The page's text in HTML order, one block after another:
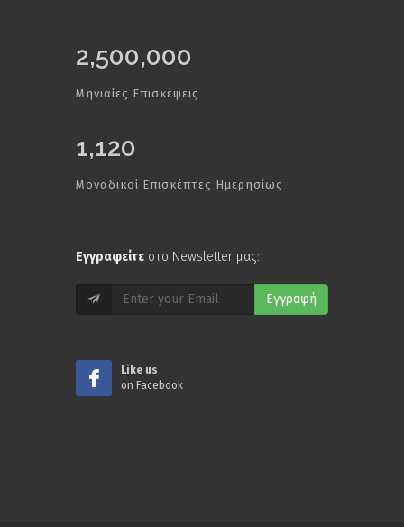
2,500,000
Μηνιαίες Επισκέψεις
1,120
Μοναδικοί Επισκέπτες Ημερησίως
Εγγραφείτε στο Newsletter μας:
Εγγραφή
Like us
on Facebook